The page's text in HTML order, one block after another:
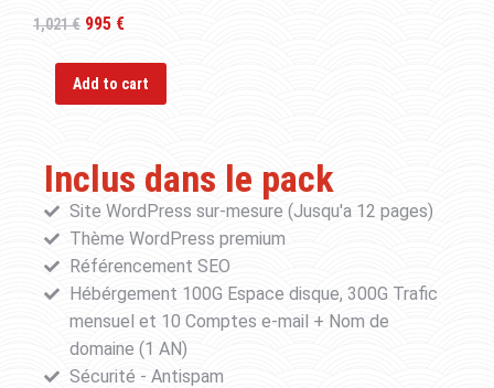
1,021€ 995 €
Add to cart
Inclus dans le pack
Site WordPress sur-mesure (Jusqu'a 12 pages)
Thème WordPress premium
Référencement SEO
Hébérgement 100G Espace disque, 300G Trafic
mensuel et 10 Comptes e-mail + Nom de
domaine (1 AN)
Sécurité - Antispam